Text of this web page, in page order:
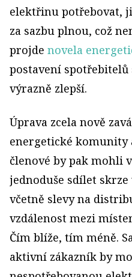
elektřinu potřebovat,
za sazbu plnou, což
projde novela
postavení
výrazně zlepší.
Úprava zcela nově
energetické komunity
členové by pak mohli
jednoduše sdílet
včetně slevy na
vzdálenost mezi
Čím blíže, tím méně.
aktivní zákazník by